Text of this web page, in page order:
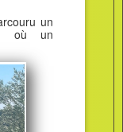
un
où un